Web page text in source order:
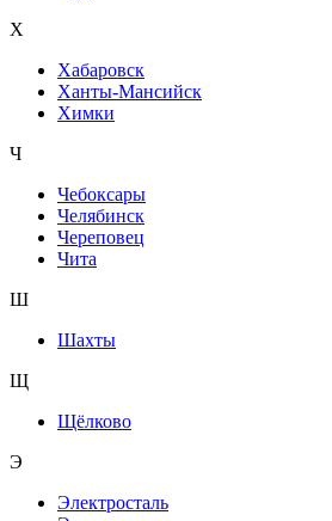
Х
Хабаровск
Ханты-Мансийск
Химки
Ч
Чебоксары
Челябинск
Череповец
Чита
Ш
Шахты
Щ
Щёлково
Э
Электросталь